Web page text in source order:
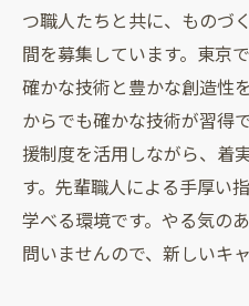
つ職人たちと共に、ものづ
間を募集しています。東京
確かな技術と豊かな創造性
からでも確かな技術が習得
援制度を活用しながら、着
す。先輩職人による手厚い
学べる環境です。やる気の
問いませんので、新しいキ